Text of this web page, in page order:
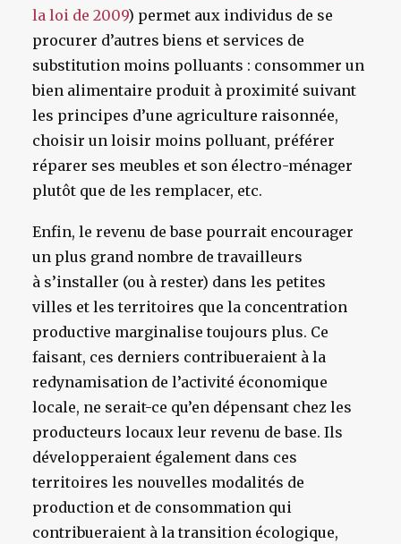
la loi de 2009) permet aux individus de se
procurer d’autres biens et services de
substitution moins polluants : consommer un
bien alimentaire produit à proximité suivant
les principes d’une agriculture raisonnée,
choisir un loisir moins polluant, préférer
réparer ses meubles et son électro-ménager
plutôt que de les remplacer, etc.
Enfin, le revenu de base pourrait encourager
un plus grand nombre de travailleurs
à s’installer (ou à rester) dans les petites
villes et les territoires que la concentration
productive marginalise toujours plus. Ce
faisant, ces derniers contribueraient à la
redynamisation de l’activité économique
locale, ne serait-ce qu’en dépensant chez les
producteurs locaux leur revenu de base. Ils
développeraient également dans ces
territoires les nouvelles modalités de
production et de consommation qui
contribueraient à la transition écologique,